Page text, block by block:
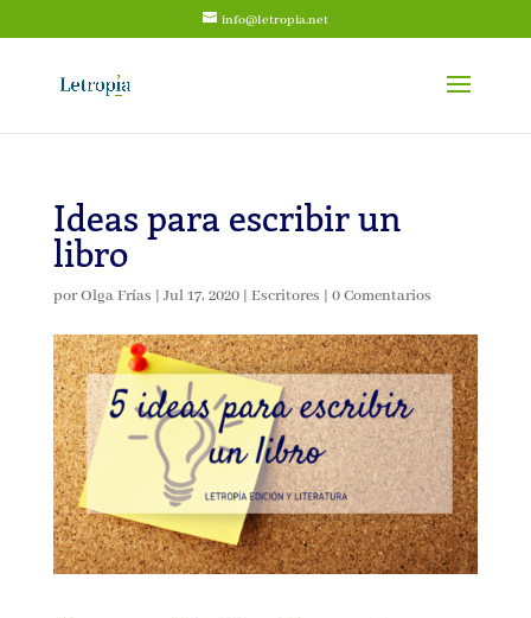
info@letropia.net
Ideas para escribir un
libro
porOlga Frías | Jul 17, 2020| Escritores | 0 Comentarios